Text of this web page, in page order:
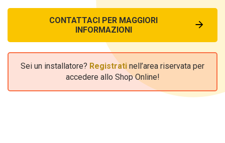
CONTATTACI PER MAGGIORI
INFORMAZIONI
Sei un installatore? Registrati nell’area riservata per
accedere allo Shop Online!